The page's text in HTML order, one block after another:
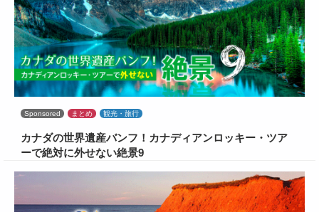
Sponsored まとめ 観光・旅行
カナダの世界遺産バンフ！カナディアンロッキー・ツア
ーで絶対に外せない絶景9